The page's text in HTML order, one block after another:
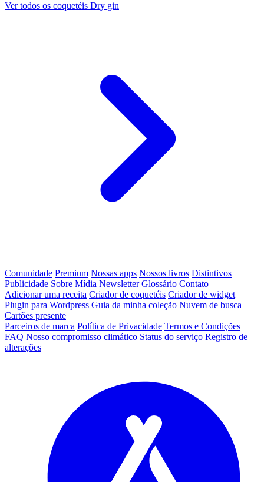
Ver todos os coquetéis Dry gin
Comunidade Premium Nossas apps Nossos livros Distintivos
Publicidade Sobre Mídia Newsletter Glossário Contato
Adicionar uma receita Criador de coquetéis Criador de widget
Plugin para Wordpress Guia da minha coleção Nuvem de busca
Cartões presente
Parceiros de marca Política de Privacidade Termos e Condições
FAQ Nosso compromisso climático Status do serviço Registro de
alterações